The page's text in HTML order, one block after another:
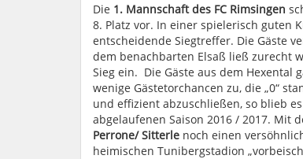
Die 1. Mannschaft des FC Rimsingen
8. Platz vor. In einer spielerisch guten
entscheidende Siegtreffer. Die Gäste
dem benachbarten Elsaß ließ zurecht
Sieg ein. Die Gäste aus dem Hexental
wenige Gästetorchancen zu, die „0“
und effizient abzuschließen, so blieb
abgelaufenen Saison 2016 / 2017. Mit
Perrone/ Sitterle noch einen
heimischen Tunibergstadion